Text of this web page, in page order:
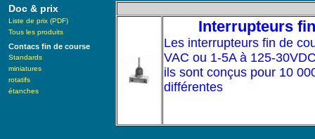
Doc & prix
Liste de prix (PDF)
Tous les produits
Contacs fin de course
Standards
miniatures
rotatifs
étanches
Interrupteurs
Les interrupteurs fin de
VAC ou 1-5A à 125-
ils sont conçus pour 10
différentes